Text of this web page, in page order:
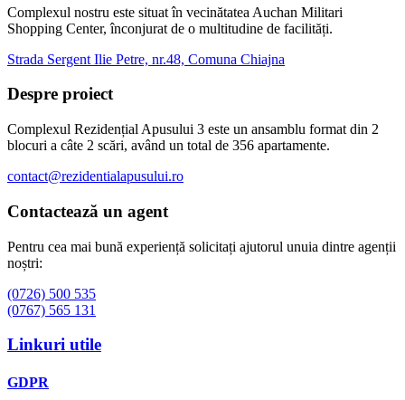
Complexul nostru este situat în vecinătatea Auchan Militari
Shopping Center, înconjurat de o multitudine de facilități.
Strada Sergent Ilie Petre, nr.48, Comuna Chiajna
Despre proiect
Complexul Rezidențial Apusului 3 este un ansamblu format din 2
blocuri a câte 2 scări, având un total de 356 apartamente.
contact@rezidentialapusului.ro
Contactează un agent
Pentru cea mai bună experiență solicitați ajutorul unuia dintre agenții
noștri:
(0726) 500 535
(0767) 565 131
Linkuri utile
GDPR